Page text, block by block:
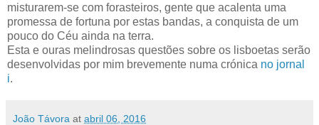
misturarem-se com forasteiros, gente que acalenta uma
promessa de fortuna por estas bandas, a conquista de um
pouco do Céu ainda na terra.
Esta e ouras melindrosas questões sobre os lisboetas serão
desenvolvidas por mim brevemente numa crónica no jornal
i.
João Távora at abril 06, 2016